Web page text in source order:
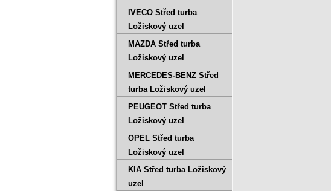
IVECO Střed turba
Ložiskový uzel
MAZDA Střed turba
Ložiskový uzel
MERCEDES-BENZ Střed
turba Ložiskový uzel
PEUGEOT Střed turba
Ložiskový uzel
OPEL Střed turba
Ložiskový uzel
KIA Střed turba Ložiskový
uzel